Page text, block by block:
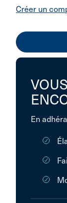
Créer un
En